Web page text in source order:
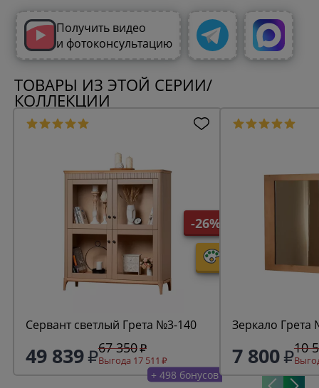
Получить видео
и фотоконсультацию
ТОВАРЫ ИЗ ЭТОЙ СЕРИИ/
КОЛЛЕКЦИИ
-26%
Сервант светлый Грета №3-140
49 839 67 350
Выгода 17 511
+ 498 бонусов
Зеркало Грета
7 800 10